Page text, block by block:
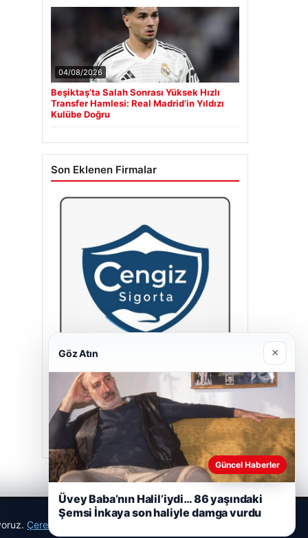
04/08/2026
Beşiktaş’ta Salah Sonrası Yüksek Hızlı
Transfer Hamlesi: Real Madrid’in Yıldızı
Kulübe Doğru
Son Eklenen Firmalar
Cengiz Sigorta
23/06/2026
Çerez Politikamız
Göz Atın ×
Güncel Haberler
Üvey Baba’nın Halil’iydi… 86 yaşındaki
Şemsi İnkaya son haliyle damga vurdu